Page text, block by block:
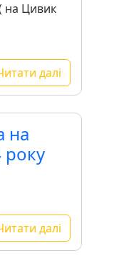
на Цивик
далі
на
року
далі